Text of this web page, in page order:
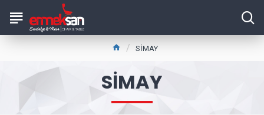
SİMAY
SİMAY